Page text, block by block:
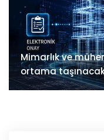
Mimarlık ve
ortama